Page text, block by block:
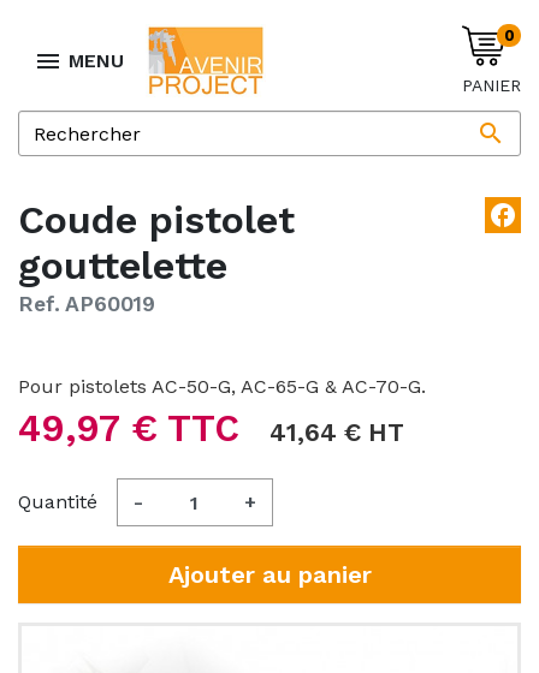
 MENU

0
PANIER
Coude pistolet
gouttelette
facebook
Ref. AP60019
Pour pistolets AC-50-G, AC-65-G & AC-70-G.
49,97 € TTC 41,64 € HT
Quantité - +
Ajouter au panier